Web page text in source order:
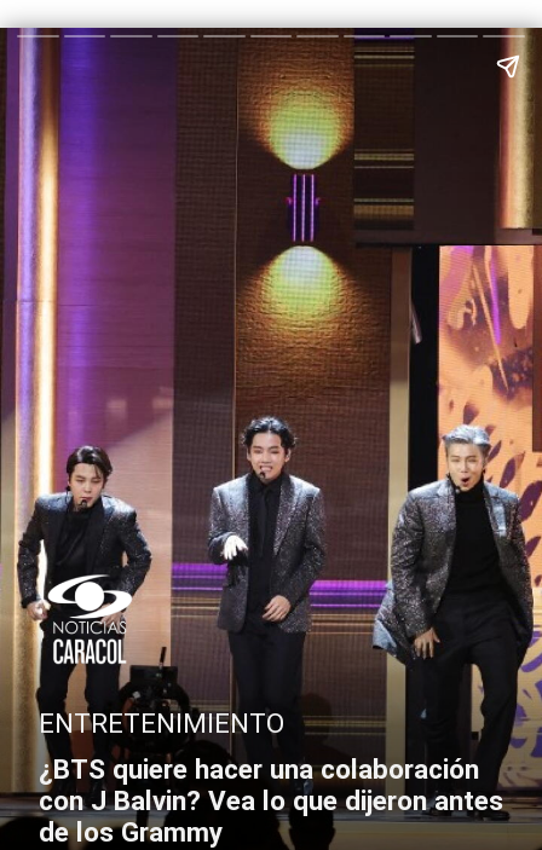
ENTRETENIMIENTO
¿BTS quiere hacer una colaboración
con J Balvin? Vea lo que dijeron antes
de los Grammy